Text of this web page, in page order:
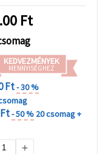
Ft
KEDVEZMÉNYEK
MENNYISÉGHEZ
Ft- 30 %
- 50 % 20 csomag +